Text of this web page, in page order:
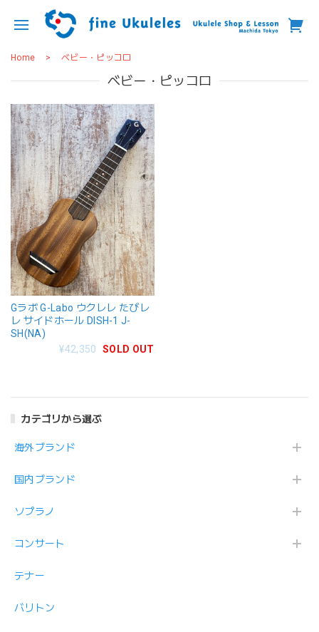
カテゴリから選ぶ
海外ブランド
国内ブランド
ソプラノ
コンサート
テナー
バリトン
Home ベビー・ピッコロ
ベビー・ピッコロ
Gラボ G-Labo ウクレレ たびレ
レ サイドホール DISH-1 J-
SH(NA)
¥42,350
SOLD OUT